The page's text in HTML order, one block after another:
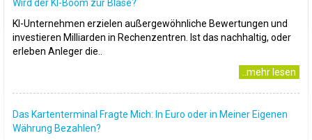
Wird der KI-Boom zur Blase?
KI-Unternehmen erzielen außergewöhnliche Bewertungen und
investieren Milliarden in Rechenzentren. Ist das nachhaltig, oder
erleben Anleger die..
..mehr lesen
Das Kartenterminal Fragte Mich: In Euro oder in Meiner Eigenen
Währung Bezahlen?